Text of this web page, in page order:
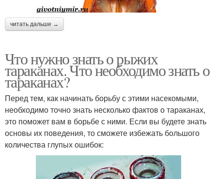
читать дальше →
Что нужно знать о рыжих
тараканах. Что необходимо знать о
тараканах?
Перед тем, как начинать борьбу с этими насекомыми,
необходимо точно знать несколько фактов о тараканах,
это поможет вам в борьбе с ними. Если вы будете знать
основы их поведения, то сможете избежать большого
количества глупых ошибок: